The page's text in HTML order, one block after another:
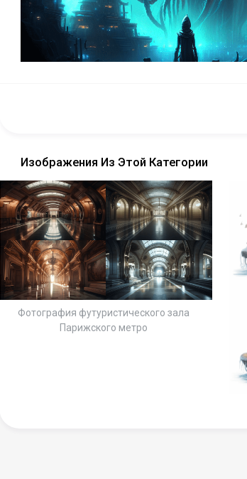
Изображения Из Этой Категории
Фотография футуристического зала
Парижского метро